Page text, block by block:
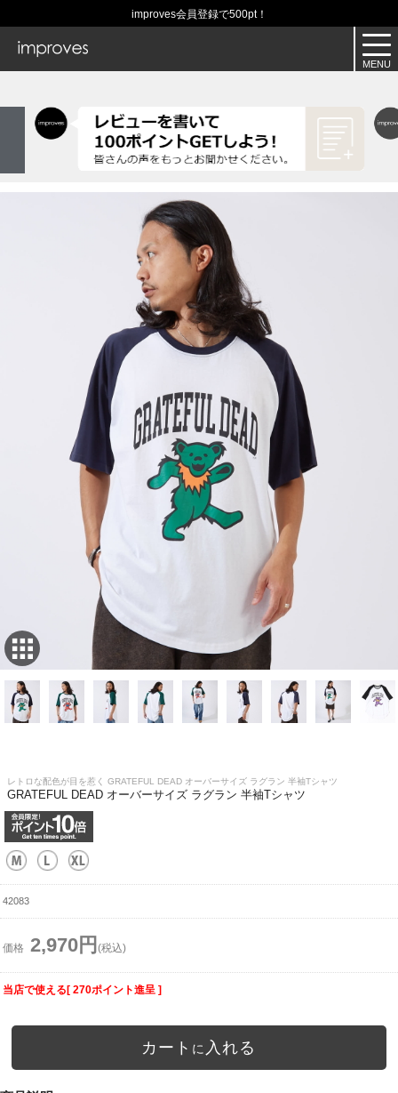
improves会員登録で500pt！
レトロな配色が目を惹く GRATEFUL DEAD オーバーサイズ ラグラン 半袖Tシャツ
GRATEFUL DEAD オーバーサイズ ラグラン 半袖Tシャツ
42083
価格 2,970円 (税込)
当店で使える[ 270ポイント進呈 ]
カート に 入れる